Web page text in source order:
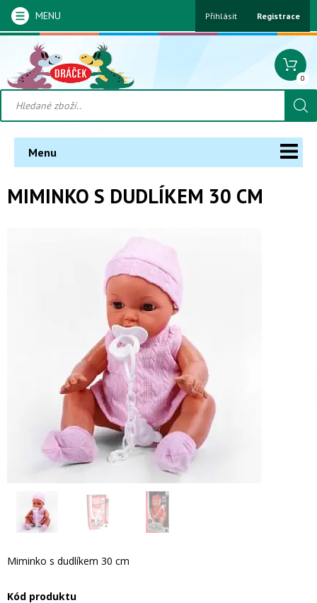
MENU Přihlásit Registrace
0
Menu
MIMINKO S DUDLÍKEM 30 CM
Miminko s dudlíkem 30 cm
Kód produktu